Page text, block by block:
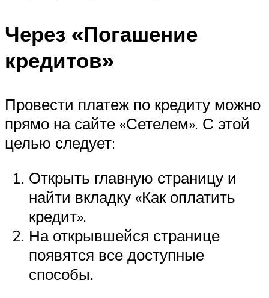
Через «Погашение
кредитов»
Провести платеж по кредиту можно
прямо на сайте «Сетелем». С этой
целью следует:
Открыть главную страницу и
найти вкладку «Как оплатить
кредит».
На открывшейся странице
появятся все доступные
способы.